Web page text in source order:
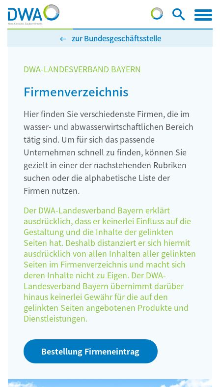
zur Bundesgeschäftsstelle
DWA-LANDESVERBAND BAYERN
Firmenverzeichnis
Hier finden Sie verschiedenste Firmen, die im
wasser- und abwasserwirtschaftlichen Bereich
tätig sind. Um für sich das passende
Unternehmen schnell zu finden, können Sie
gezielt in einer der nachstehenden Rubriken
suchen oder die alphabetische Liste der
Firmen nutzen.
Der DWA-Landesverband Bayern erklärt
ausdrücklich, dass er keinerlei Einfluss auf die
Gestaltung und die Inhalte der gelinkten
Seiten hat. Deshalb distanziert er sich hiermit
ausdrücklich von allen Inhalten aller gelinkten
Seiten im Firmenverzeichnis und macht sich
deren Inhalte nicht zu Eigen. Der DWA-
Landesverband Bayern übernimmt darüber
hinaus keinerlei Gewähr für die auf den
gelinkten Seiten angebotenen Produkte und
Dienstleistungen.
Bestellung Firmeneintrag